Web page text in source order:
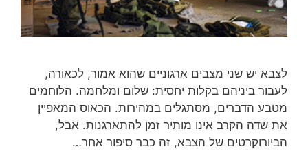
לצבא יש שני מצבים ארגוניים שהוא אמור, לכאורה,
לעבור ביניהם בקלות יחסית: שלום ומלחמה. הלוחמים
מטבע הדברים, מסתגלים במהירות. הכאוס המאפיין
את שדה הקרב אינו מותיר זמן להתארגנות. אבל,
הביורוקרטים של הצבא, זה כבר סיפור אחר…